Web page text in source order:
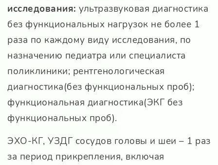
исследования: ультразвуковая диагностика
без функциональных нагрузок не более 1
раза по каждому виду исследования, по
назначению педиатра или специалиста
поликлиники; рентгенологическая
диагностика(без функциональных проб);
функциональная диагностика(ЭКГ без
функциональных проб).
ЭХО-КГ, УЗДГ сосудов головы и шеи – 1 раз
за период прикрепления, включая